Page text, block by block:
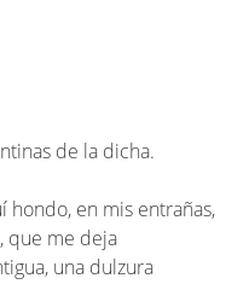
de la dicha.
hondo, en mis entrañas,
que me deja
una dulzura